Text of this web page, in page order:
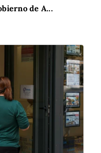
de A...